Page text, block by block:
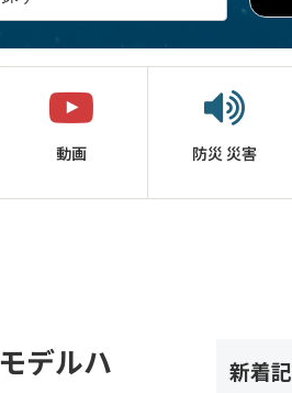
動画 防災 災害
デルハ
新着